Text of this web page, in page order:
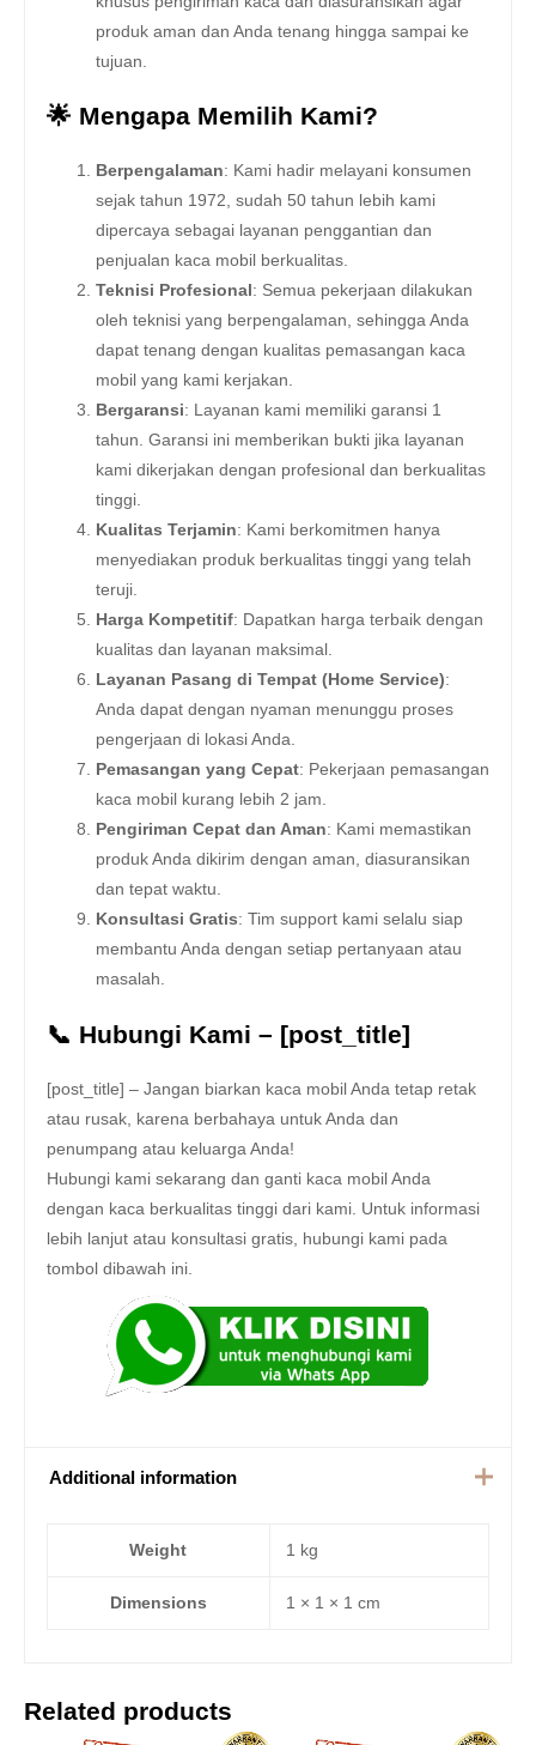
produk aman dan Anda tenang hingga sampai ke
tujuan.
🌟 Mengapa Memilih Kami?
Berpengalaman: Kami hadir melayani konsumen
sejak tahun 1972, sudah 50 tahun lebih kami
dipercaya sebagai layanan penggantian dan
penjualan kaca mobil berkualitas.
Teknisi Profesional : Semua pekerjaan dilakukan
oleh teknisi yang berpengalaman, sehingga Anda
dapat tenang dengan kualitas pemasangan kaca
mobil yang kami kerjakan.
Bergaransi: Layanan kami memiliki garansi 1
tahun. Garansi ini memberikan bukti jika layanan
kami dikerjakan dengan profesional dan berkualitas
tinggi.
Kualitas Terjamin: Kami berkomitmen hanya
menyediakan produk berkualitas tinggi yang telah
teruji.
Harga Kompetitif: Dapatkan harga terbaik dengan
kualitas dan layanan maksimal.
Layanan Pasang di Tempat (Home Service):
Anda dapat dengan nyaman menunggu proses
pengerjaan di lokasi Anda.
Pemasangan yang Cepat: Pekerjaan pemasangan
kaca mobil kurang lebih 2 jam.
Pengiriman Cepat dan Aman: Kami memastikan
produk Anda dikirim dengan aman, diasuransikan
dan tepat waktu.
Konsultasi Gratis: Tim support kami selalu siap
membantu Anda dengan setiap pertanyaan atau
masalah.
📞 Hubungi Kami – [post_title]
[post_title] – Jangan biarkan kaca mobil Anda tetap retak
atau rusak, karena berbahaya untuk Anda dan
penumpang atau keluarga Anda!
Hubungi kami sekarang dan ganti kaca mobil Anda
dengan kaca berkualitas tinggi dari kami. Untuk informasi
lebih lanjut atau konsultasi gratis, hubungi kami pada
tombol dibawah ini.
Additional information
Weight 1 kg
Dimensions 1 × 1 × 1 cm
Related products